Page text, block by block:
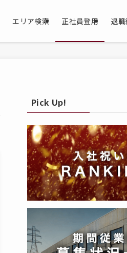
エリア検索 正社員登用 退職
Pick Up!